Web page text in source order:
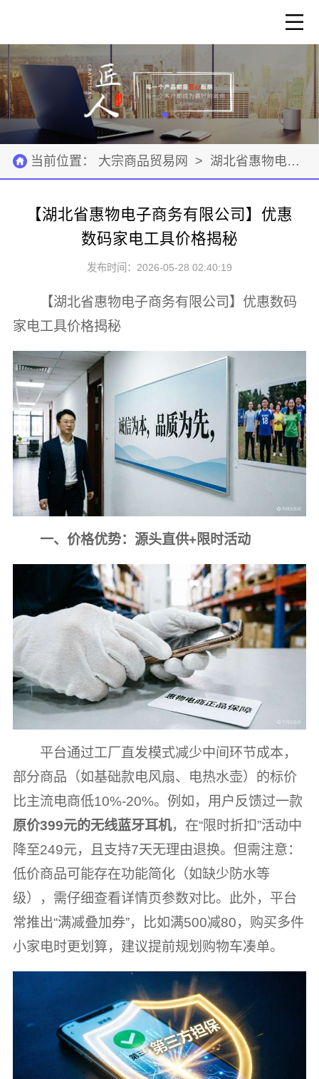
当前位置： 大宗商品贸易网 > 湖北省惠物电子商务有限公司
【湖北省惠物电子商务有限公司】优惠
数码家电工具价格揭秘
发布时间：2026-05-28 02:40:19
【湖北省惠物电子商务有限公司】优惠数码
家电工具价格揭秘
一、价格优势：源头直供+限时活动
平台通过工厂直发模式减少中间环节成本，
部分商品（如基础款电风扇、电热水壶）的标价
比主流电商低10%-20%。例如，用户反馈过一款
原价399元的无线蓝牙耳机，在“限时折扣”活动中
降至249元，且支持7天无理由退换。但需注意：
低价商品可能存在功能简化（如缺少防水等
级），需仔细查看详情页参数对比。此外，平台
常推出“满减叠加券”，比如满500减80，购买多件
小家电时更划算，建议提前规划购物车凑单。